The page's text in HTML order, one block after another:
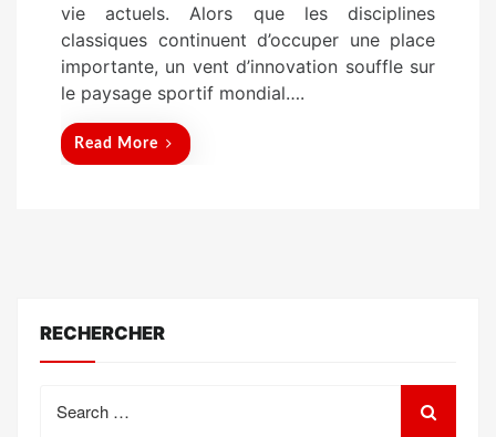
n
vie actuels. Alors que les disciplines
classiques continuent d’occuper une place
importante, un vent d’innovation souffle sur
le paysage sportif mondial….
Read More
RECHERCHER
for: